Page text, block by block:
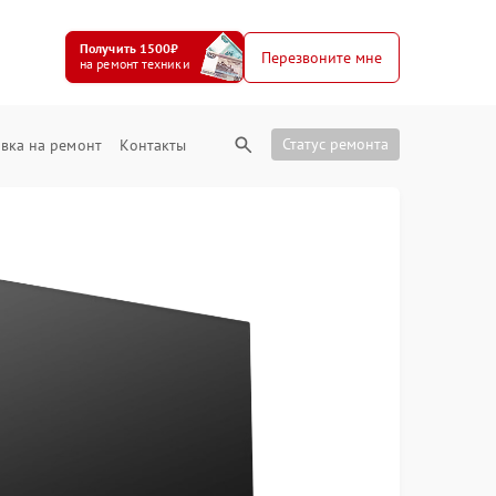
Получить 1500₽
на ремонт техники
Перезвоните мне
на ремонт Контакты Статус ремонта